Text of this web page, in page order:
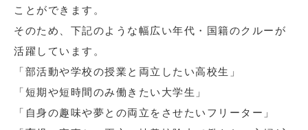
ことができます。
そのため、下記のような幅広い年代・国籍のクルーが
活躍しています。
「部活動や学校の授業と両立したい高校生」
「短期や短時間のみ働きたい大学生」
「自身の趣味や夢との両立をさせたいフリーター」